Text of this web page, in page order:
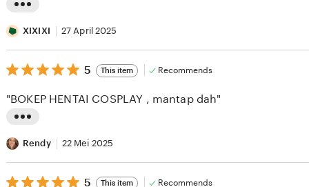
e
v
i
w
y
A
S
i
s
t
n
r
e
v
XIXIXI 27 April 2025
5
out
5
stars
5 This item Recommends
i
s
t
"BOKEP HENTAI COSPLAY , mantap dah"
Rendy 22 Mei 2025
5
5 This item Recommends